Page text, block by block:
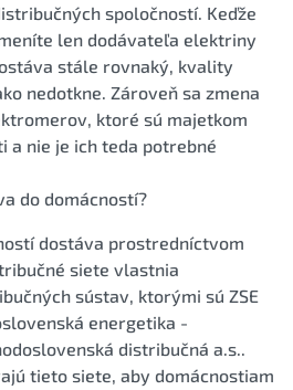
spoločností. Keďže
len dodávateľa elektriny
stále rovnaký, kvality
nedotkne. Zároveň sa zmena
ktoré sú majetkom
a nie je ich teda potrebné
do domácností?
dostáva prostredníctvom
siete vlastnia
sústav, ktorými sú ZSE
energetika -
distribučná a.s..
tieto siete, aby domácnostiam